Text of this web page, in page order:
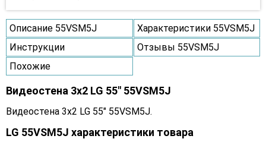
Описание 55VSM5J
Характеристики 55VSM5J
Инструкции
Отзывы 55VSM5J
Похожие
Видеостена 3x2 LG 55" 55VSM5J
Видеостена 3x2 LG 55" 55VSM5J.
LG 55VSM5J характеристики товара